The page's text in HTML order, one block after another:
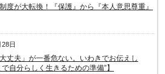
度が大転換！『保護』から『本人意思尊重』
日
大丈夫」が一番危ない。いわきでお伝えし
自分らしく生きるための準備”】